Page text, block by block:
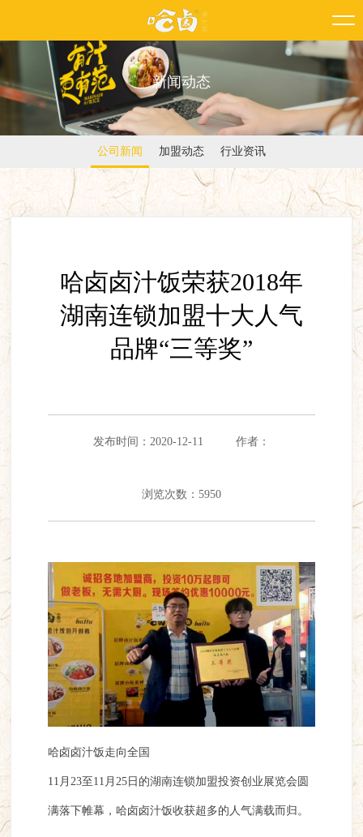
新闻动态
公司新闻 加盟动态 行业资讯
哈卤卤汁饭荣获2018年
湖南连锁加盟十大人气
品牌“三等奖”
发布时间：2020-12-11 作者：
浏览次数：5950
哈卤卤汁饭走向全国
11月23至11月25日的湖南连锁加盟投资创业展览会圆
满落下帷幕，哈卤卤汁饭收获超多的人气满载而归。